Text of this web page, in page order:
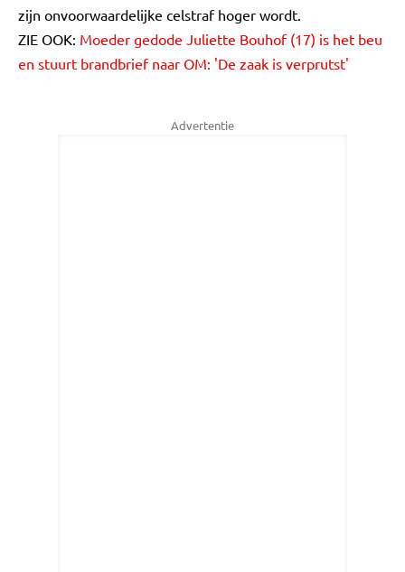
zijn onvoorwaardelijke celstraf hoger wordt.
ZIE OOK: Moeder gedode Juliette Bouhof (17) is het beu
en stuurt brandbrief naar OM: 'De zaak is verprutst'
Advertentie